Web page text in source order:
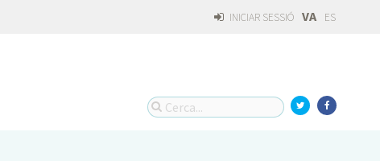
INICIAR SESSIÓ VA ES